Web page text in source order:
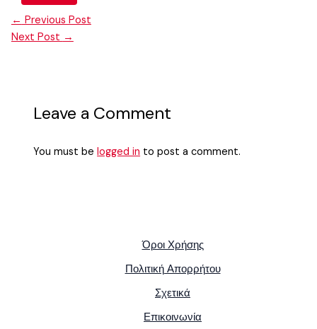
← Previous Post
Next Post →
Leave a Comment
You must belogged in to post a comment.
Όροι Χρήσης
Πολιτική Απορρήτου
Σχετικά
Επικοινωνία